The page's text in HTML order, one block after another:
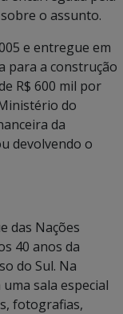
o assunto.
e entregue em
para a construção
R$ 600 mil por
do
da
devolvendo o
das Nações
40 anos da
do Sul. Na
sala especial
fotografias,